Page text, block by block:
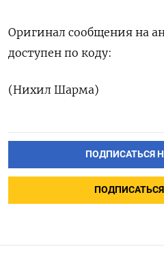
Оригинал сообщения на
доступен по коду:
(Нихил Шарма)
ПОДПИСАТЬСЯ
ПОДПИСАТЬСЯ